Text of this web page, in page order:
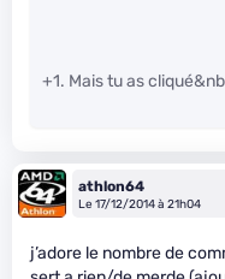
+1. Mais tu as
athlon64
Le 17/12/2014 à 21h04
j’adore le nombre de